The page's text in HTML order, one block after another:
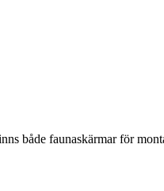
både faunaskärmar för